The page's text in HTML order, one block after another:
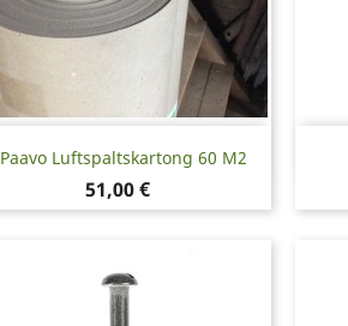
Paavo Luftspaltskartong 60 M2
Pris
51,00 €
Snabbvy